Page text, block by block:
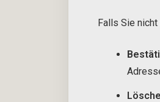
Falls Sie